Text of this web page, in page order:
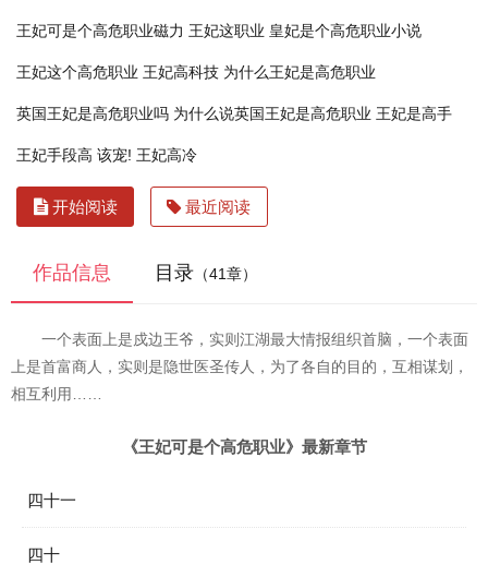
王妃可是个高危职业磁力 王妃这职业 皇妃是个高危职业小说
王妃这个高危职业 王妃高科技 为什么王妃是高危职业
英国王妃是高危职业吗 为什么说英国王妃是高危职业 王妃是高手
王妃手段高 该宠! 王妃高冷
开始阅读 最近阅读
作品信息 目录 （41章）
一个表面上是戍边王爷，实则江湖最大情报组织首脑，一个表面
上是首富商人，实则是隐世医圣传人，为了各自的目的，互相谋划，
相互利用……
《王妃可是个高危职业》最新章节
四十一
四十